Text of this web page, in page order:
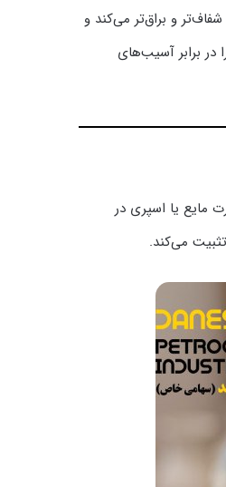
و براق‌تر می‌کند و
برابر آسیب‌های
مایع یا اسپری در
می‌کند.